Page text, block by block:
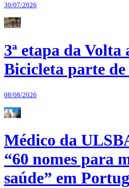
30/07/2026
3ª etapa da
Bicicleta parte
08/08/2026
Médico da
“60 nomes para
saúde” em